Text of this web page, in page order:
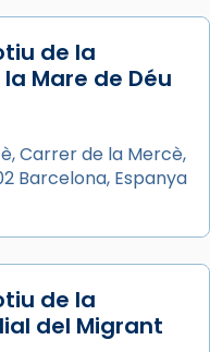
i
la tradició
a Júlia”) i
de la
Mare de Déu
Carrer de la Mercè,
Barcelona, Espanya
de la
del Migrant